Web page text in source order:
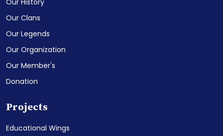
Our Clans
Our Legends
Our Organization
Our Member's
Donation
Projects
Educational Wings